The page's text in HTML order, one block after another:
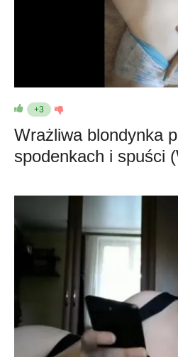
+3
Wrażliwa blondynka
spodenkach i spuści